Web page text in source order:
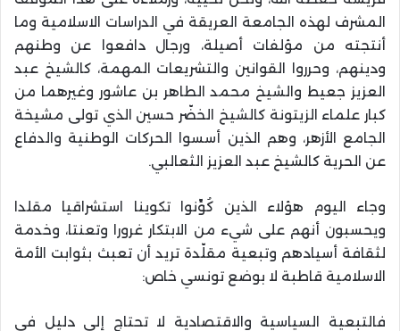
المشرف لهذه الجامعة العريقة في الدراسات الاسلامية وما
أنتجته من مؤلفات أصيلة، ورجال دافعوا عن وطنهم
ودينهم، وحرروا القوانين والتشريعات المهمة، كالشيخ عبد
العزيز جعيط والشيخ محمد الطاهر بن عاشور وغيرهما من
كبار علماء الزيتونة كالشيخ الخضّر حسين الذي تولى مشيخة
الجامع الأزهر، وهم الذين أسسوا الحركات الوطنية والدفاع
عن الحرية كالشيخ عبد العزيز الثعالبي.
وجاء اليوم هؤلاء الذين كُوِّنوا تكوينا استشراقيا مقلدا
ويحسبون أنهم على شيء من الابتكار غرورا وتعنتا، وخدمة
لثقافة أسيادهم وتبعية مقلّدة تريد أن تعبث بثوابت الأمة
الاسلامية قاطبة لا بوضع تونسي خاص:
فالتبعية السياسية والاقتصادية لا تحتاج إلى دليل في